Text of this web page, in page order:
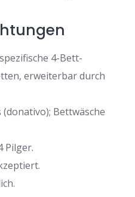
4-Bett-
erweiterbar durch
Bettwäsche
Pilger.